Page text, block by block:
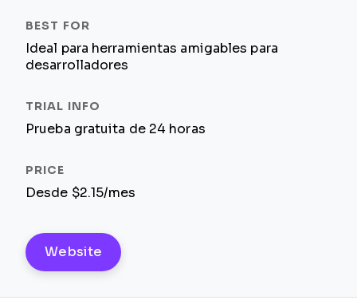
Ideal para herramientas amigables para
desarrolladores
Prueba gratuita de 24 horas
Desde $2.15/mes
Website